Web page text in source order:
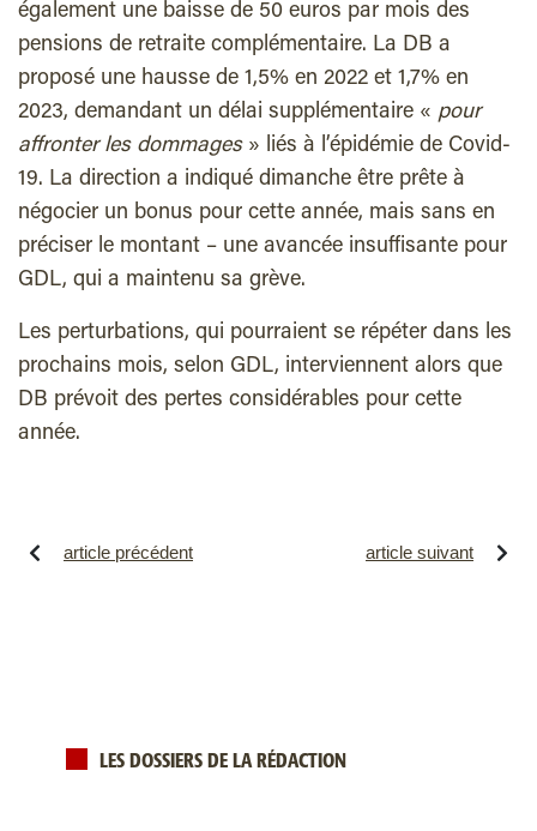
également une baisse de 50 euros par mois des
pensions de retraite complémentaire. La DB a
proposé une hausse de 1,5% en 2022 et 1,7% en
2023, demandant un délai supplémentaire « pour
affronter les dommages» liés à l’épidémie de Covid-
19. La direction a indiqué dimanche être prête à
négocier un bonus pour cette année, mais sans en
préciser le montant – une avancée insuffisante pour
GDL, qui a maintenu sa grève.
Les perturbations, qui pourraient se répéter dans les
prochains mois, selon GDL, interviennent alors que
DB prévoit des pertes considérables pour cette
année.
article précédent article suivant
LES DOSSIERS DE LA RÉDACTION